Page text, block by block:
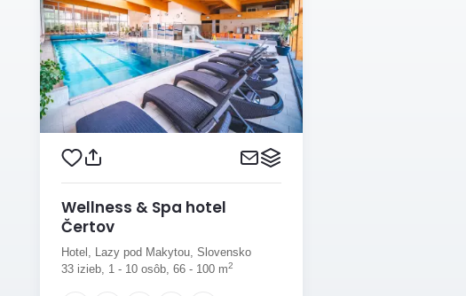
Wellness & Spa hotel
Čertov
Hotel, Lazy pod Makytou, Slovensko
33 izieb, 1 - 10 osôb, 66 - 100 m2